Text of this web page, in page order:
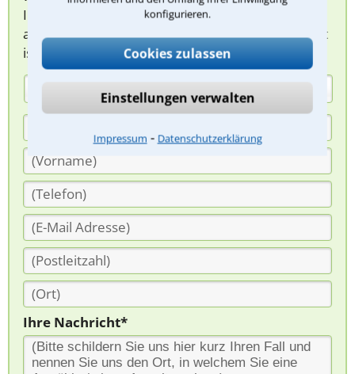
konfigurieren.
Cookies zulassen
Einstellungen verwalten
Impressum ⁃ Datenschutzerklärung
Ihnen melden, um das weitere Vorgehen
abzuklären. Die Rückmeldung durch einen Anwalt
ist für Sie kostenlos.
(Anrede)
Ihre Nachricht*